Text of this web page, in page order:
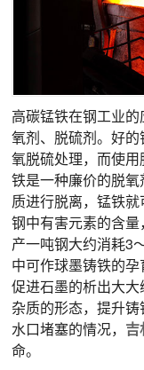
高碳锰铁在钢工业
氧剂、脱硫剂。好的
氧脱硫处理，而使
铁是一种廉价的脱
质进行脱离，锰铁
钢中有害元素的含
产一吨钢大约消耗3
中可作球墨铸铁的孕
促进石墨的析出大
杂质的形态，提升
水口堵塞的情况， 吉
命。